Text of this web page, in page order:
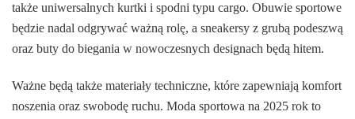
także uniwersalnych kurtki i spodni typu cargo. Obuwie sportowe
będzie nadal odgrywać ważną rolę, a sneakersy z grubą podeszwą
oraz buty do biegania w nowoczesnych designach będą hitem.
Ważne będą także materiały techniczne, które zapewniają komfort
noszenia oraz swobodę ruchu. Moda sportowa na 2025 rok to